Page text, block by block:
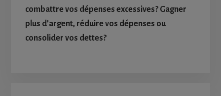
combattre vos dépenses excessives? Gagner
plus d’argent, réduire vos dépenses ou
consolider vos dettes?